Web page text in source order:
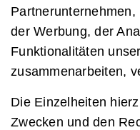
der Werbung, der
Funktionalitäten
zusammenarbeiten,
Die Einzelheiten
Zwecken und den